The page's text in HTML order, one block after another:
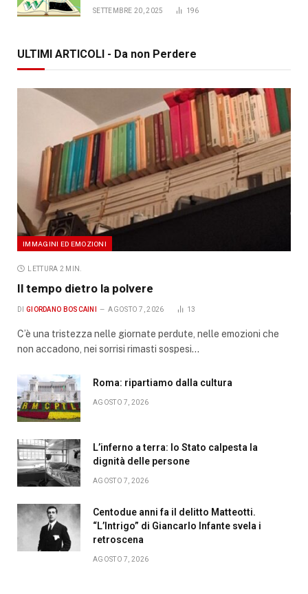
SETTEMBRE 20, 2025 196
ULTIMI ARTICOLI - Da non Perdere
IMMAGINI ED EMOZIONI
LETTURA 2 MIN.
Il tempo dietro la polvere
DI GIORDANO BOSCAINI AGOSTO 7, 2026 13
C’è una tristezza nelle giornate perdute, nelle emozioni che
non accadono, nei sorrisi rimasti sospesi…
Roma: ripartiamo dalla cultura
AGOSTO 7, 2026
L’inferno a terra: lo Stato calpesta la
dignità delle persone
AGOSTO 7, 2026
Centodue anni fa il delitto Matteotti.
“L’Intrigo” di Giancarlo Infante svela i
retroscena
AGOSTO 7, 2026